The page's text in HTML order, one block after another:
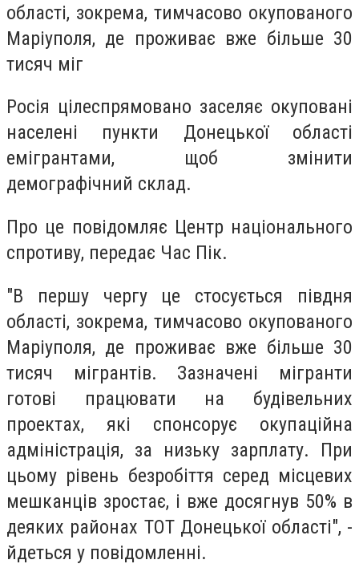
області, зокрема, тимчасово окупованого
Маріуполя, де проживає вже більше 30
тисяч міг
Росія цілеспрямовано заселяє окуповані
населені пункти Донецької області
емігрантами, щоб змінити
демографічний склад.
Про це повідомляє Центр національного
спротиву, передає Час Пік.
"В першу чергу це стосується півдня
області, зокрема, тимчасово окупованого
Маріуполя, де проживає вже більше 30
тисяч мігрантів. Зазначені мігранти
готові працювати на будівельних
проектах, які спонсорує окупаційна
адміністрація, за низьку зарплату. При
цьому рівень безробіття серед місцевих
мешканців зростає, і вже досягнув 50% в
деяких районах ТОТ Донецької області", -
йдеться у повідомленні.